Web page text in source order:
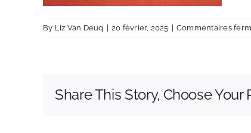
By Liz Van Deuq 20 février, 2025 Commentaires
Share This Story, Choose Your